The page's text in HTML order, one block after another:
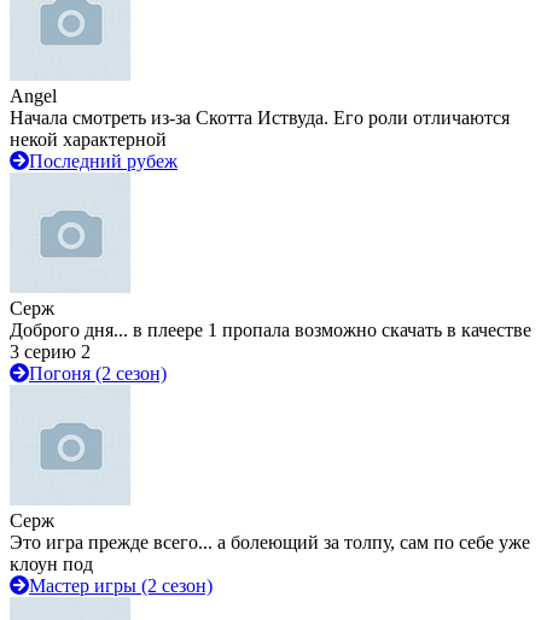
Angel
Начала смотреть из-за Скотта Иствуда. Его роли отличаются
некой характерной
Последний рубеж
Серж
Доброго дня... в плеере 1 пропала возможно скачать в качестве
3 серию 2
Погоня (2 сезон)
Серж
Это игра прежде всего... а болеющий за толпу, сам по себе уже
клоун под
Мастер игры (2 сезон)